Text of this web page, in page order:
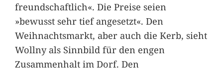
freundschaftlich«. Die Preise seien
»bewusst sehr tief angesetzt«. Den
Weihnachtsmarkt, aber auch die Kerb, sieht
Wollny als Sinnbild für den engen
Zusammenhalt im Dorf. Den